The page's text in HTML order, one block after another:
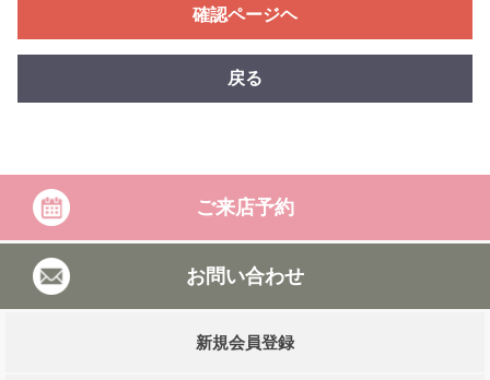
確認ページヘ
戻る
ご来店予約
お問い合わせ
新規会員登録